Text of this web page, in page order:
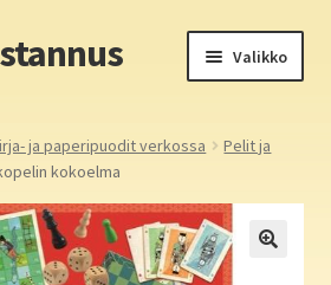
Valikko
ja paperipuodit verkossa
Pelit ja
kokoelma